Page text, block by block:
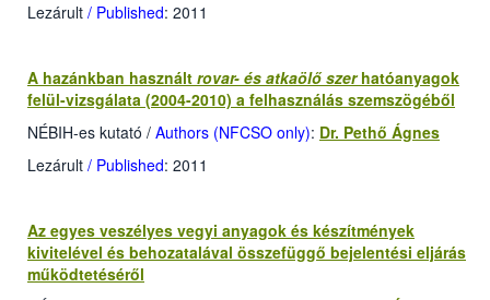
Lezárult / Published: 2011
A hazánkban használt rovar- és atkaölő szerhatóanyagok
felül-vizsgálata (2004-2010) a felhasználás szemszögéből
NÉBIH-es kutató / Authors (NFCSO only): Dr. Pethő Ágnes
Lezárult / Published: 2011
Az egyes veszélyes vegyi anyagok és készítmények
kivitelével és behozatalával összefüggő bejelentési eljárás
működtetéséről